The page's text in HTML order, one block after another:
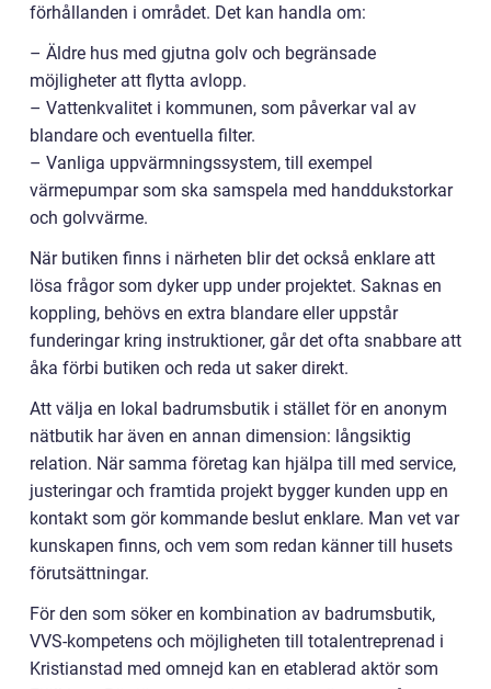
förhållanden i området. Det kan handla om:
– Äldre hus med gjutna golv och begränsade
möjligheter att flytta avlopp.
– Vattenkvalitet i kommunen, som påverkar val av
blandare och eventuella filter.
– Vanliga uppvärmningssystem, till exempel
värmepumpar som ska samspela med handdukstorkar
och golvvärme.
När butiken finns i närheten blir det också enklare att
lösa frågor som dyker upp under projektet. Saknas en
koppling, behövs en extra blandare eller uppstår
funderingar kring instruktioner, går det ofta snabbare att
åka förbi butiken och reda ut saker direkt.
Att välja en lokal badrumsbutik i stället för en anonym
nätbutik har även en annan dimension: långsiktig
relation. När samma företag kan hjälpa till med service,
justeringar och framtida projekt bygger kunden upp en
kontakt som gör kommande beslut enklare. Man vet var
kunskapen finns, och vem som redan känner till husets
förutsättningar.
För den som söker en kombination av badrumsbutik,
VVS-kompetens och möjligheten till totalentreprenad i
Kristianstad med omnejd kan en etablerad aktör som